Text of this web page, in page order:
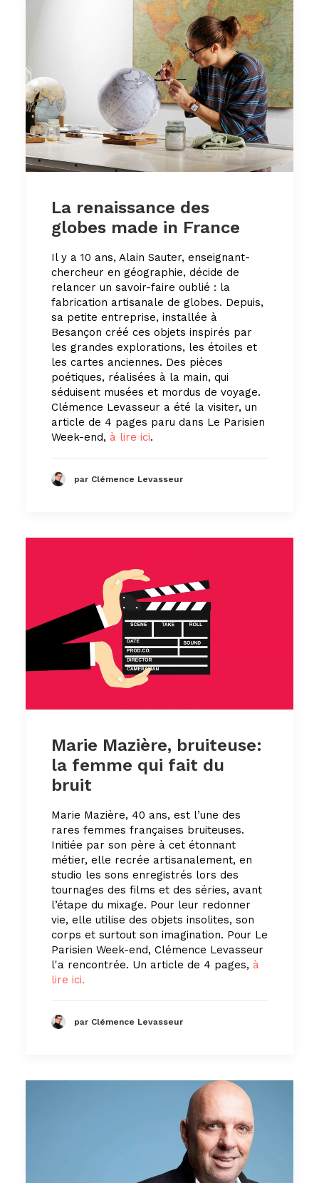
La renaissance des
globes made in France
Il y a 10 ans, Alain Sauter, enseignant-
chercheur en géographie, décide de
relancer un savoir-faire oublié : la
fabrication artisanale de globes. Depuis,
sa petite entreprise, installée à
Besançon créé ces objets inspirés par
les grandes explorations, les étoiles et
les cartes anciennes. Des pièces
poétiques, réalisées à la main, qui
séduisent musées et mordus de voyage.
Clémence Levasseur a été la visiter, un
article de 4 pages paru dans Le Parisien
Week-end, à lire ici.
par Clémence Levasseur
Marie Mazière, bruiteuse:
la femme qui fait du
bruit
Marie Mazière, 40 ans, est l’une des
rares femmes françaises bruiteuses.
Initiée par son père à cet étonnant
métier, elle recrée artisanalement, en
studio les sons enregistrés lors des
tournages des films et des séries, avant
l’étape du mixage. Pour leur redonner
vie, elle utilise des objets insolites, son
corps et surtout son imagination. Pour Le
Parisien Week-end, Clémence Levasseur
l'a rencontrée. Un article de 4 pages, à
lire ici.
par Clémence Levasseur